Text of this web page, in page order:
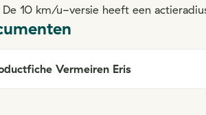
De 10 km/u-versie heeft een
Vermeiren Eris